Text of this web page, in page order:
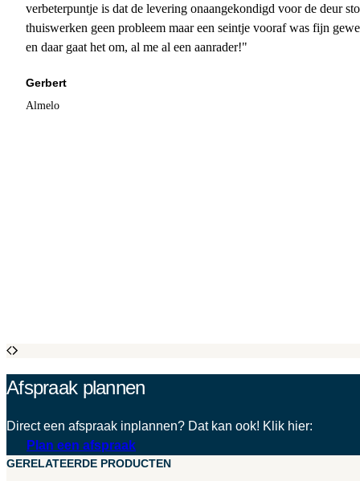
verbeterpuntje is dat de levering onaangekondigd voor de deur
thuiswerken geen probleem maar een seintje vooraf was fijn
en daar gaat het om, al me al een aanrader!"
Gerbert
Almelo
Afspraak plannen
Direct een afspraak inplannen? Dat kan ook! Klik hier:
Plan een afspraak
GERELATEERDE PRODUCTEN